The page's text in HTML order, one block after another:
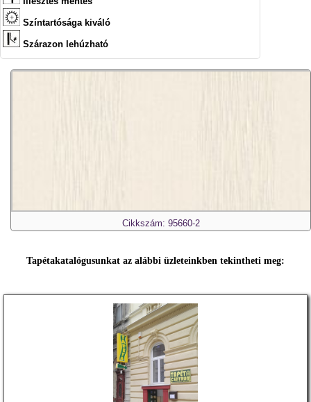
Színtartósága kiváló
Szárazon lehúzható
Cikkszám: 95660-2
Tapétakatalógusunkat az alábbi üzleteinkben tekintheti meg: